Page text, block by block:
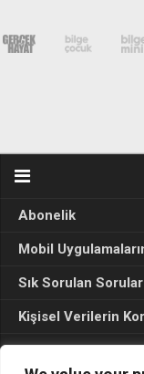
Abonelik
Mobil
Sık Sorulan Sorular
Kişisel Verilerin
Seçim Sonuçları